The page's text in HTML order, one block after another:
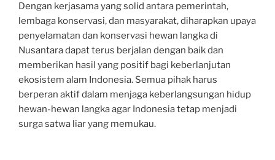
Dengan kerjasama yang solid antara pemerintah,
lembaga konservasi, dan masyarakat, diharapkan upaya
penyelamatan dan konservasi hewan langka di
Nusantara dapat terus berjalan dengan baik dan
memberikan hasil yang positif bagi keberlanjutan
ekosistem alam Indonesia. Semua pihak harus
berperan aktif dalam menjaga keberlangsungan hidup
hewan-hewan langka agar Indonesia tetap menjadi
surga satwa liar yang memukau.